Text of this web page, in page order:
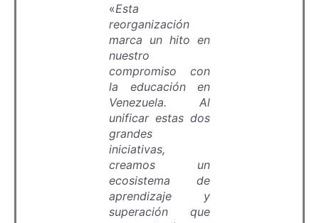
«Esta
reorganización
marca un hito en
nuestro
compromiso con
la educación en
Venezuela. Al
unificar estas dos
grandes
iniciativas,
creamos un
ecosistema de
aprendizaje y
superación que